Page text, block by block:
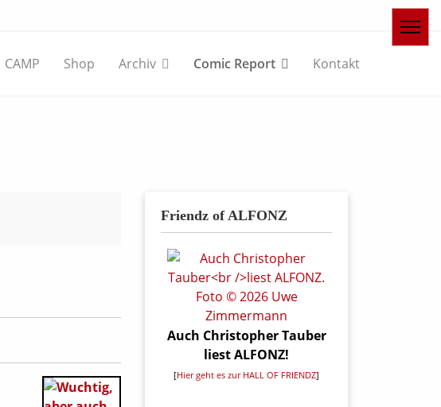
CAMP Shop Archiv Comic Report Kontakt
Friendz of ALFONZ
Auch Christopher Tauber
liest ALFONZ!
[Hier geht es zur HALL OF FRIENDZ]